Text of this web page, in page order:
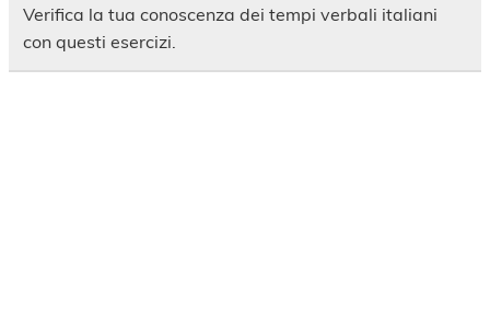
Verifica la tua conoscenza dei tempi verbali italiani
con questi esercizi.